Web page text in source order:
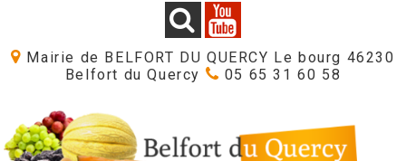
Mairie de BELFORT DU QUERCY Le bourg 46230
Belfort du Quercy
05 65 31 60 58